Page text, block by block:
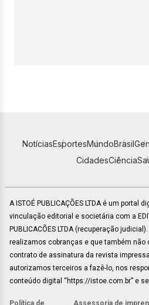
NotíciasEsportesMundoBrasil
CidadesCiência
A ISTOÉ PUBLICAÇÕES LTDA é um portal
vinculação editorial e societária com a
PUBLICACÕES LTDA (recuperação
realizamos cobranças e que também
contrato de assinatura da revista
autorizamos terceiros a fazê-lo, nos
conteúdo digital “https://istoe.com.br” e
Política de Assessoria de